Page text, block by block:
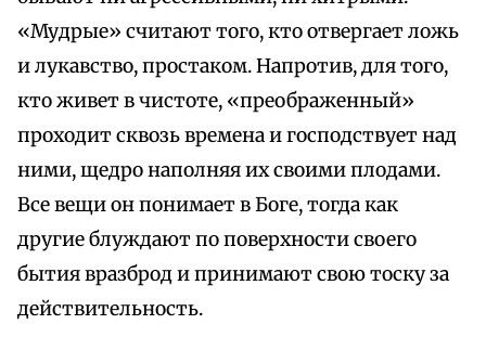
«Мудрые» считают того, кто отвергает ложь
и лукавство, простаком. Напротив, для того,
кто живет в чистоте, «преображенный»
проходит сквозь времена и господствует над
ними, щедро наполняя их своими плодами.
Все вещи он понимает в Боге, тогда как
другие блуждают по поверхности своего
бытия вразброд и принимают свою тоску за
действительность.